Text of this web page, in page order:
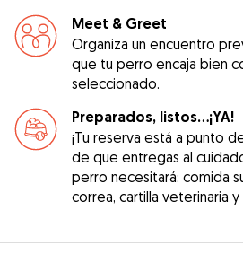
Meet & Greet
Organiza un encuentro
que tu perro encaja bien
seleccionado.
Preparados, listos...¡YA!
¡Tu reserva está a punto
de que entregas al
perro necesitará: comida
correa, cartilla veterinaria